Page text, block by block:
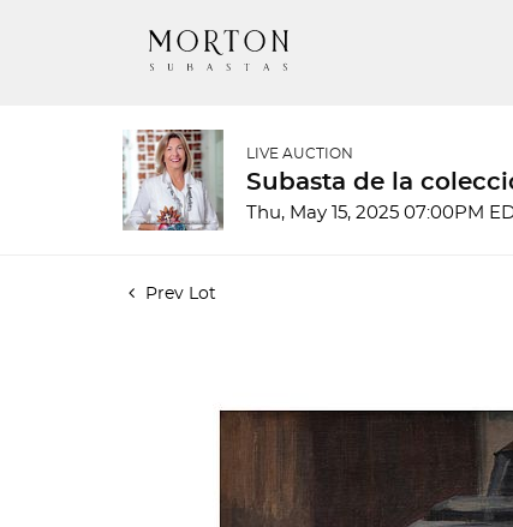
LIVE AUCTION
Subasta de la
Thu, May 15, 2025 07:00PM
Prev Lot